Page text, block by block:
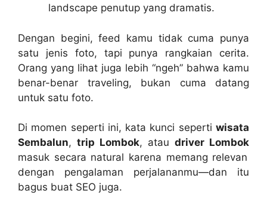
landscape penutup yang dramatis.
Dengan begini, feed kamu tidak cuma punya
satu jenis foto, tapi punya rangkaian cerita.
Orang yang lihat juga lebih “ngeh” bahwa kamu
benar-benar traveling, bukan cuma datang
untuk satu foto.
Di momen seperti ini, kata kunci seperti wisata
Sembalun, trip Lombok, atau driver Lombok
masuk secara natural karena memang relevan
dengan pengalaman perjalananmu—dan itu
bagus buat SEO juga.